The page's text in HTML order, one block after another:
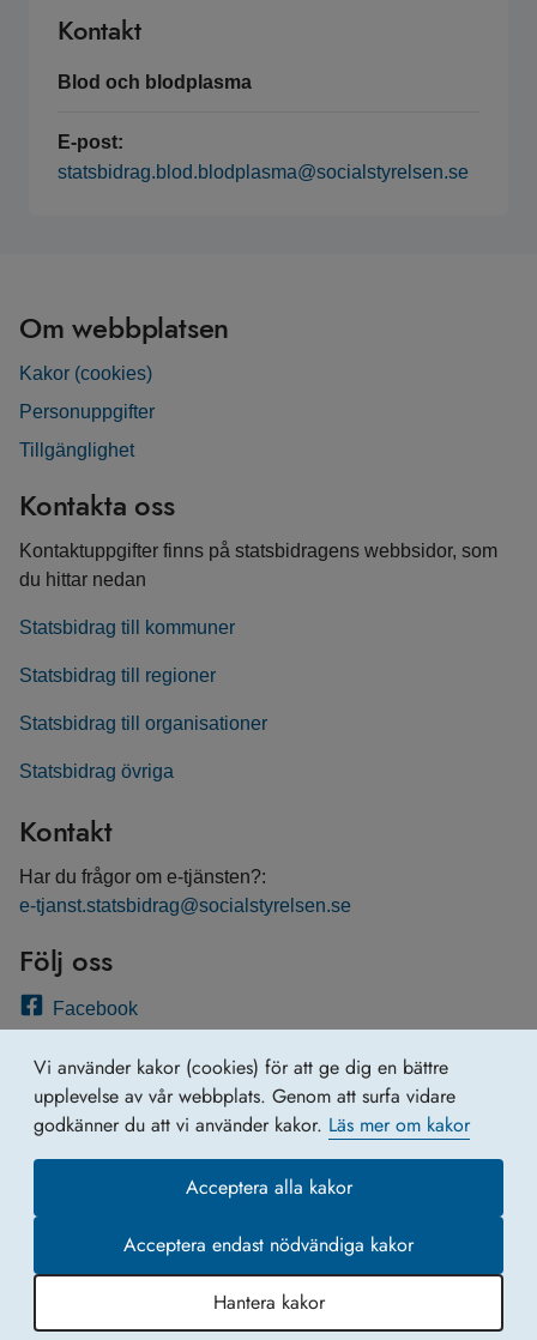
Vi använder kakor (cookies) för att ge dig en bättre
upplevelse av vår webbplats. Genom att surfa vidare
godkänner du att vi använder kakor. Läs mer om kakor
Acceptera alla kakor
Acceptera endast nödvändiga kakor
Hantera kakor
Kontakt
Blod och blodplasma
E-post:
statsbidrag.blod.blodplasma@socialstyrelsen.se
Om webbplatsen
Kakor (cookies)
Personuppgifter
Tillgänglighet
Kontakta oss
Kontaktuppgifter finns på statsbidragens webbsidor, som
du hittar nedan
Statsbidrag till kommuner
Statsbidrag till regioner
Statsbidrag till organisationer
Statsbidrag övriga
Kontakt
Har du frågor om e-tjänsten?:
e-tjanst.statsbidrag@socialstyrelsen.se
Följ oss
Facebook
Linkedin